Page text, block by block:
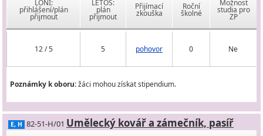
LONI:
přihlášení/plán
přijmout
LETOS:
plán
přijmout
Přijímací
zkouška
Roční
školné
Možnost
studia pro
ZP
12 / 5 5 pohovor 0 Ne
Poznámky k oboru:žáci mohou získat stipendium.
E, H 82-51-H/01 Umělecký kovář a zámečník, pasíř